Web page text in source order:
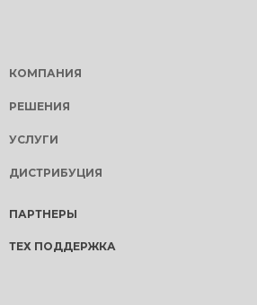
КОМПАНИЯ
РЕШЕНИЯ
УСЛУГИ
ДИСТРИБУЦИЯ
ПАРТНЕРЫ
ТЕХ ПОДДЕРЖКА